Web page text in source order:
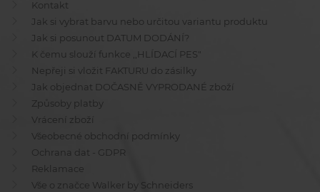
Kontakt
Jak si vybrat barvu nebo určitou variantu produktu
Jak si posunout DATUM DODÁNÍ?
K čemu slouží funkce ,,HLÍDACÍ PES"
Nepřeji si vložit FAKTURU do zásilky
Jak objednat DOČASNĚ VYPRODANÉ zboží
Způsoby platby
Vrácení zboží
Všeobecné obchodní podmínky
Ochrana dat - GDPR
Reklamace
Vše o značce Walker by Schneiders